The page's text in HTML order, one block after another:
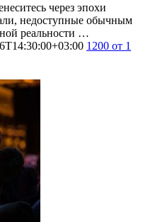
через эпохи
недоступные обычным
реальности …
1200 от 1